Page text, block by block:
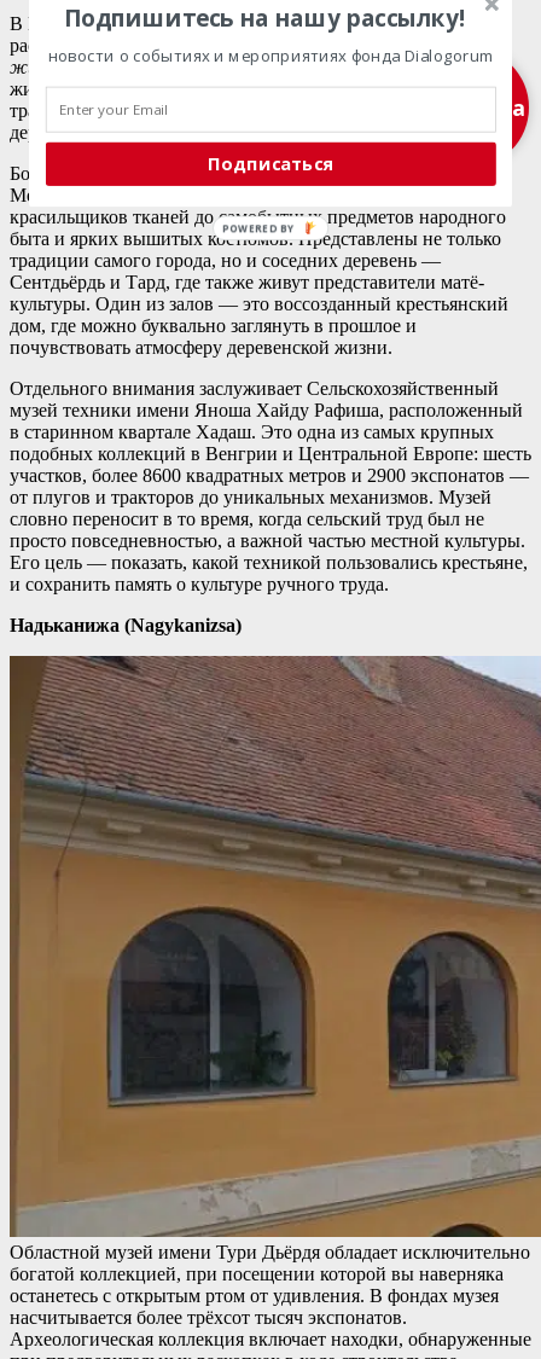
В Мезёкёвешде, сердце земли матё, народное искусство
расцвело вопреки бедности. Как говорили здесь:
«пусть в
животе урчит, лишь бы всё сияло». Именно эту
жизнерадостную любовь к красоте, декоративности и
традиции передаёт Музей матё, рассказывающий о прошлом
деревенской жизни.
Богатая экспозиция знакомит с бытом и ремёслами былого
Мезёкёвешда — от мастерских шубников, гончаров и
красильщиков тканей до самобытных предметов народного
быта и ярких вышитых костюмов. Представлены не только
традиции самого города, но и соседних деревень —
Сентдьёрдь и Тард, где также живут представители матё-
культуры. Один из залов — это воссозданный крестьянский
дом, где можно буквально заглянуть в прошлое и
почувствовать атмосферу деревенской жизни.
Отдельного внимания заслуживает Сельскохозяйственный
музей техники имени Яноша Хайду Рафиша, расположенный
в старинном квартале Хадаш. Это одна из самых крупных
подобных коллекций в Венгрии и Центральной Европе: шесть
участков, более 8600 квадратных метров и 2900 экспонатов —
от плугов и тракторов до уникальных механизмов. Музей
словно переносит в то время, когда сельский труд был не
просто повседневностью, а важной частью местной культуры.
Его цель — показать, какой техникой пользовались крестьяне,
и сохранить память о культуре ручного труда.
Надьканижа (Nagykanizsa)
Областной музей имени Тури Дьёрдя обладает исключительно
богатой коллекцией, при посещении которой вы наверняка
останетесь с открытым ртом от удивления. В фондах музея
насчитывается более трёхсот тысяч экспонатов.
Археологическая коллекция включает находки, обнаруженные
Подписка
Подпишитесь на нашу рассылку!
новости о событиях и мероприятиях фонда Dialogorum
Подписаться